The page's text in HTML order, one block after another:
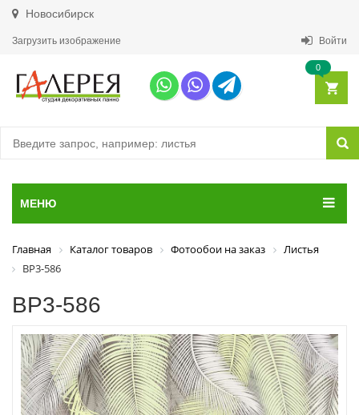
Новосибирск
Загрузить изображение Войти
0
МЕНЮ
Главная Каталог товаров Фотообои на заказ
Листья
ВР3-586
ВР3-586